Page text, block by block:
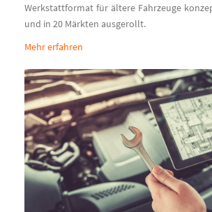
Werkstattformat für ältere Fahrzeuge
und in 20 Märkten ausgerollt.
Mehr erfahren